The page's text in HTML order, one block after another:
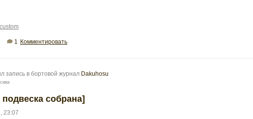
custom
1 Комментировать
запись в бортовой журнал Dakuhosu
собрана]
23:07